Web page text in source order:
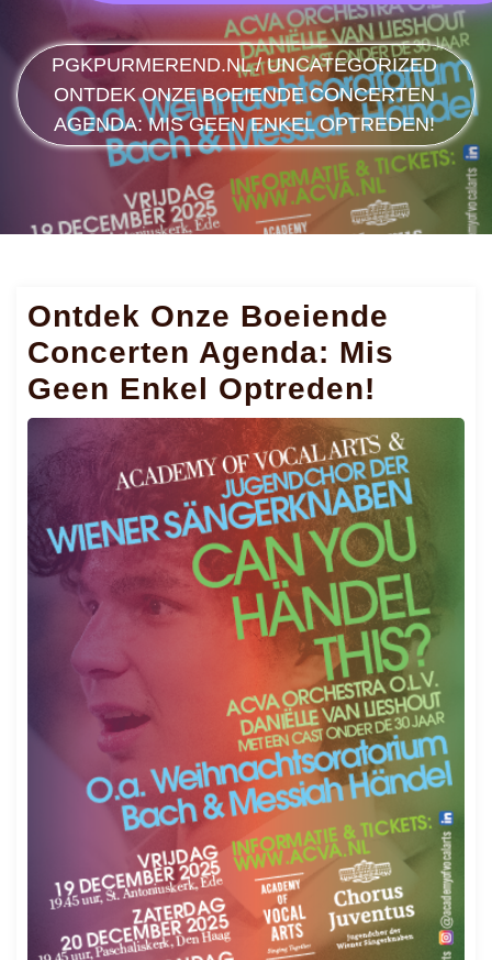
PGKPURMEREND.NL /UNCATEGORIZED
ONTDEK ONZE BOEIENDE CONCERTEN
AGENDA: MIS GEEN ENKEL OPTREDEN!
Ontdek Onze Boeiende
Concerten Agenda: Mis
Geen Enkel Optreden!